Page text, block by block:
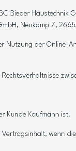
Bieder
Neukamp 7,
Nutzung der Online-
Kunde Kaufmann ist.
wenn